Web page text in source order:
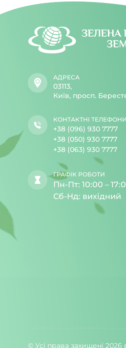
АДРЕСА
03113,
Київ, просп.
КОНТАКТНІ ТЕЛЕФОНИ
+38 (096) 930 7777
+38 (050) 930 7777
+38 (063) 930 7777
ГРАФІК РОБОТИ
Пн-Пт: 10:00 –
Сб-Нд: вихідний
© Усі права захищені 2026